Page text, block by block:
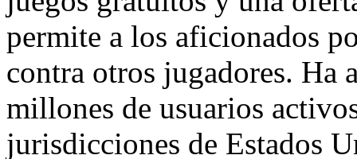
permite a los aficionados
contra otros jugadores. Ha
millones de usuarios
jurisdicciones de Estados